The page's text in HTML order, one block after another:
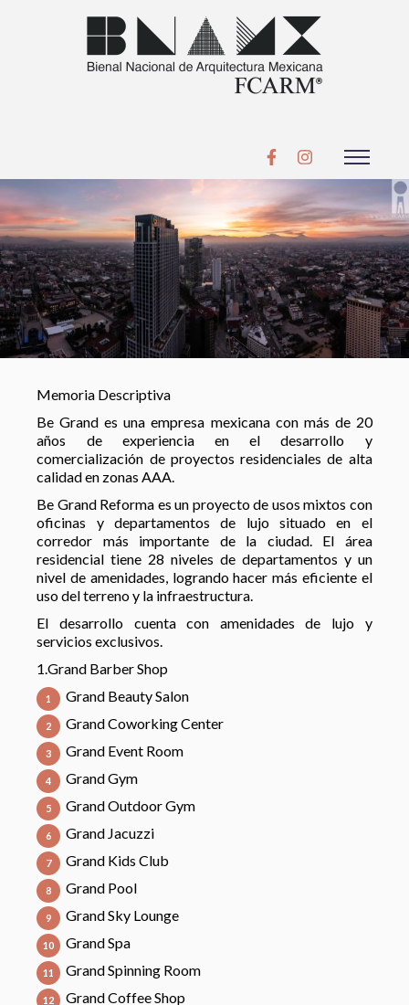
Memoria Descriptiva
Be Grand es una empresa mexicana con más de 20
años de experiencia en el desarrollo y
comercialización de proyectos residenciales de alta
calidad en zonas AAA.
Be Grand Reforma es un proyecto de usos mixtos con
oficinas y departamentos de lujo situado en el
corredor más importante de la ciudad. El área
residencial tiene 28 niveles de departamentos y un
nivel de amenidades, logrando hacer más eficiente el
uso del terreno y la infraestructura.
El desarrollo cuenta con amenidades de lujo y
servicios exclusivos.
1.Grand Barber Shop
Grand Beauty Salon
Grand Coworking Center
Grand Event Room
Grand Gym
Grand Outdoor Gym
Grand Jacuzzi
Grand Kids Club
Grand Pool
Grand Sky Lounge
Grand Spa
Grand Spinning Room
Grand Coffee Shop